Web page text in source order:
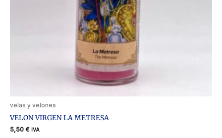
velas y velones
VELON VIRGEN LA METRESA
5,50 € IVA